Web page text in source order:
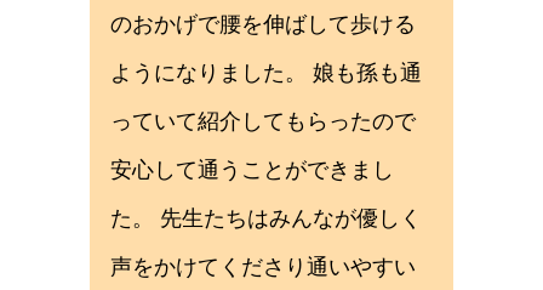
のおかげで腰を伸ばして歩ける
ようになりました。 娘も孫も通
っていて紹介してもらったので
安心して通うことができまし
た。 先生たちはみんなが優しく
声をかけてくださり通いやすい